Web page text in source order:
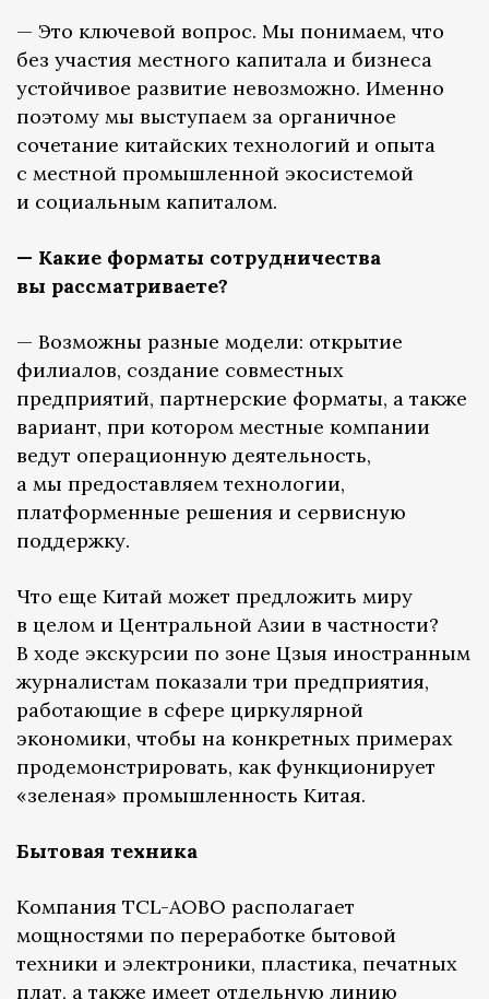
— Это ключевой вопрос. Мы понимаем, что
без участия местного капитала и бизнеса
устойчивое развитие невозможно. Именно
поэтому мы выступаем за органичное
сочетание китайских технологий и опыта
с местной промышленной экосистемой
и социальным капиталом.
— Какие форматы сотрудничества
вы рассматриваете?
— Возможны разные модели: открытие
филиалов, создание совместных
предприятий, партнерские форматы, а также
вариант, при котором местные компании
ведут операционную деятельность,
а мы предоставляем технологии,
платформенные решения и сервисную
поддержку.
Что еще Китай может предложить миру
в целом и Центральной Азии в частности?
В ходе экскурсии по зоне Цзыя иностранным
журналистам показали три предприятия,
работающие в сфере циркулярной
экономики, чтобы на конкретных примерах
продемонстрировать, как функционирует
«зеленая» промышленность Китая.
Бытовая техника
Компания TCL-AOBO располагает
мощностями по переработке бытовой
техники и электроники, пластика, печатных
плат, а также имеет отдельную линию